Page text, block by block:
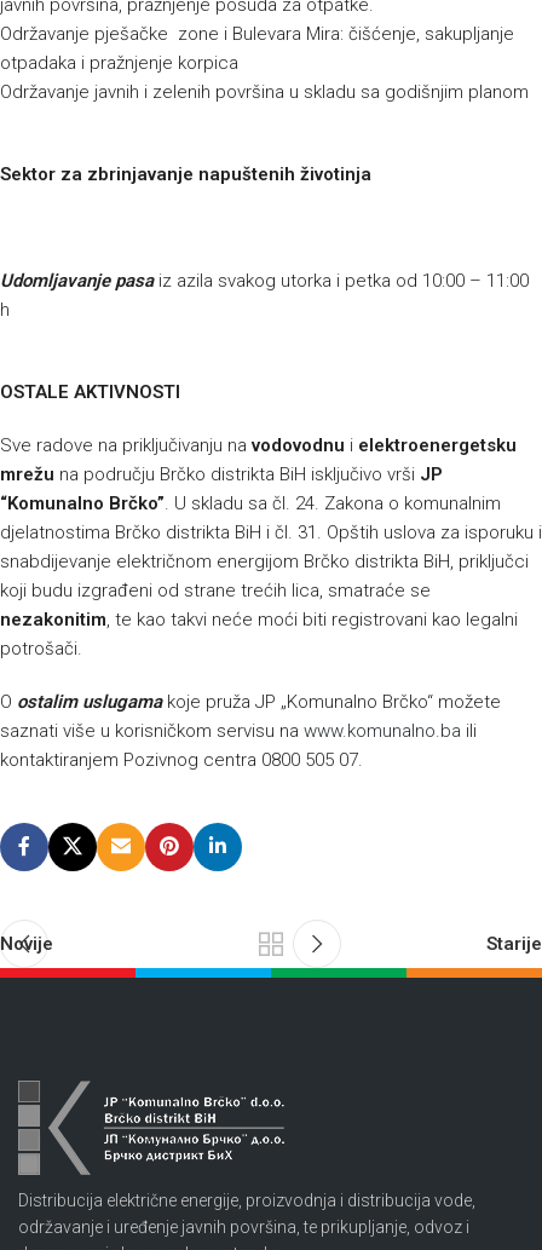
javnih površina, pražnjenje posuda za otpatke.
Održavanje pješačke zone i Bulevara Mira: čišćenje, sakupljanje
otpadaka i pražnjenje korpica
Održavanje javnih i zelenih površina u skladu sa godišnjim planom
Sektor za zbrinjavanje napuštenih životinja
Udomljavanje pasaiz azila svakog utorka i petka od 10:00 – 11:00
h
OSTALE AKTIVNOSTI
Sve radove na priključivanju navodovodnu i elektroenergetsku
mrežu na području Brčko distrikta BiH isključivo vrši JP
“Komunalno Brčko”. U skladu sa čl. 24. Zakona o komunalnim
djelatnostima Brčko distrikta BiH i čl. 31. Opštih uslova za isporuku i
snabdijevanje električnom energijom Brčko distrikta BiH, priključci
koji budu izgrađeni od strane trećih lica, smatraće se
nezakonitim, te kao takvi neće moći biti registrovani kao legalni
potrošači.
O ostalim uslugamakoje pruža JP „Komunalno Brčko“ možete
saznati više u korisničkom servisu na www.komunalno.ba ili
kontaktiranjem Pozivnog centra 0800 505 07.
Novije Starije
Distribucija električne energije, proizvodnja i distribucija vode,
održavanje i uređenje javnih površina, te prikupljanje, odvoz i